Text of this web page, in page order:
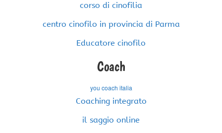
corso di cinofilia
centro cinofilo in provincia di Parma
Educatore cinofilo
Coach
you coach italia
Coaching integrato
il saggio online